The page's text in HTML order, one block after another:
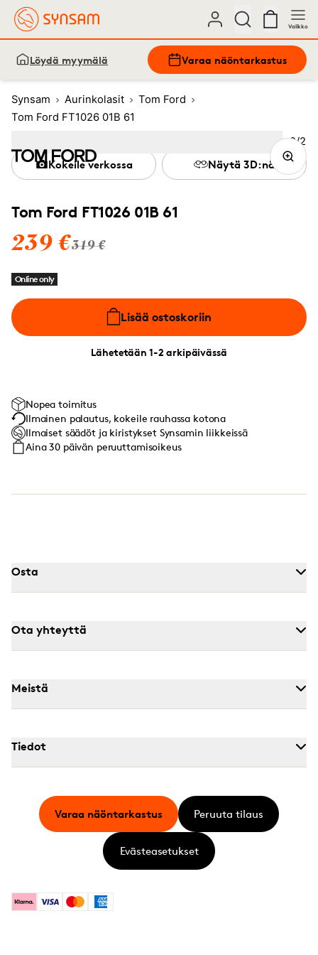
Valikko
Löydä myymälä Varaa näöntarkastus
Synsam Aurinkolasit
Tom Ford
Tom Ford FT1026 01B 61
Tom Ford FT1026 01B 61
239 €319 €
Online only
Lisää ostoskoriin
Lähetetään 1-2 arkipäivässä
Kokeile verkossa Näytä 3D:nä
Nopea toimitus
Ilmainen palautus, kokeile rauhassa kotona
Ilmaiset säädöt ja kiristykset Synsamin liikkeissä
Aina 30 päivän peruuttamisoikeus
Kuva
2/2
Image (Current image)
Osta
Ota yhteyttä
Meistä
Tiedot
KlarnaVisa MastercardAmerican Express
Varaa näöntarkastus Peruuta tilaus
Evästeasetukset